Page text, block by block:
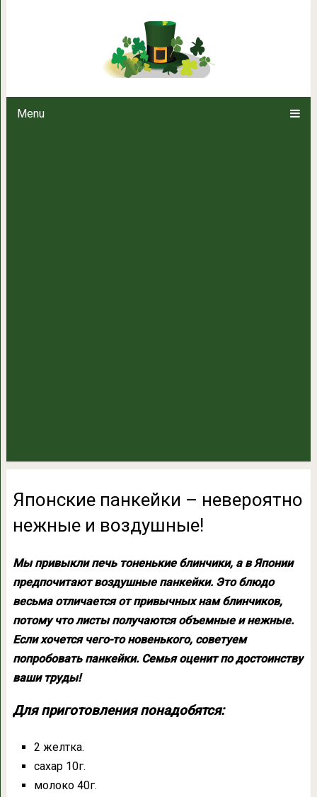
Menu
Японские панкейки –
Японские панкейки – невероятно
нежные и воздушные!
Мы привыкли печь тоненькие блинчики, а в Японии
предпочитают воздушные панкейки. Это блюдо
весьма отличается от привычных нам блинчиков,
потому что листы получаются объемные и нежные.
Если хочется чего-то новенького, советуем
попробовать панкейки. Семья оценит по достоинству
ваши труды!
Для приготовления понадобятся:
2 желтка.
сахар 10г.
молоко 40г.